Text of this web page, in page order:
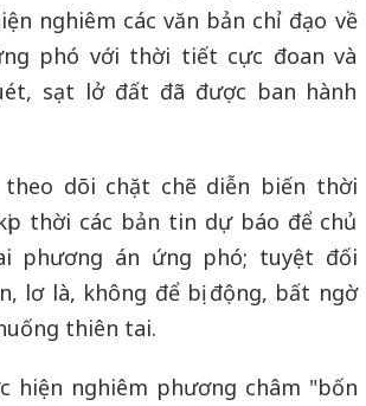
nghiêm các văn bản chỉ đạo về
phó với thời tiết cực đoan và
sạt lở đất đã được ban hành
theo dõi chặt chẽ diễn biến thời
thời các bản tin dự báo để chủ
phương án ứng phó; tuyệt đối
lơ là, không để bị động, bất ngờ
thiên tai.
hiện nghiêm phương châm "bốn